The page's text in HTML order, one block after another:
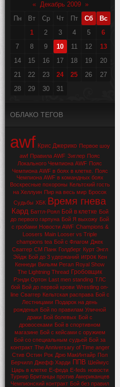
« Декабрь 2009 »
Пн
Вт Ср Чт Пт Сб
Вс
1
2 3 4 5
6
7
8 9 10 11 12
13
14
15 16 17 18 19
20
21
22 23 24 25 26
27
28
29 30 31
ОБЛАКО ТЕГОВ
awf Крис Джерико Первое шоу
awf Правила AWF Зиглер Пояс
Локального Чемпиона AWF Пояс
Чемпиона AWF в боях в клетке.
Пояс
Чемпиона AWF в командных боях
Воскресные похороны Кельтский гость
на Хеллуин Пир на весь мир Бросок
Судьбы ХБК Время гнева
Кард Баттл-Роял Бой в клетке Бой
до первого гарпуна Бой Я выхожу Бой
с гробами Новости AWF Champions &
Loosers Main Looser vs Triple
champions tea Бой с Флагом Джек
Сваггер СМ Панк Голдберг Курт Энгл
Эйдж Бой до 3 удержаний игрок Кен
Кеннеди Вильям Регал Royal Show
The Lightning Thread Гробовщик
Рэнди Ортон Last men standing ТЛС
бой Бой до первой крови Wrestling on-
line Сваггер Кельтская расправа Бой с
Лестницами Подарок на день
рожденья Бой по правилам Уличной
драки Бой болевых Бой с
дровосеками Бой в спортивном
магазине Бой с кейсами с оружием
Бой со специальным судьей Бой за
контракт The Anniversary of Time anger
Стив Остин Рок Дрю МакИнтайр Пол
Берчилл Джефф Харди ППВ Шеймус
Царь в клетке Е-феда E-feds новости
Турнир Британцы против Американцев
Чемпионский контракт Бой без правил